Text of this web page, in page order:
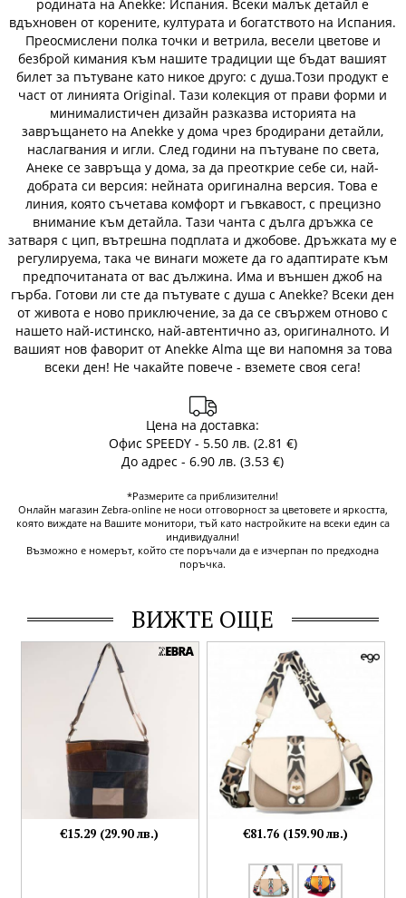
родината на Anekke: Испания. Всеки малък детайл е
вдъхновен от корените, културата и богатството на Испания.
Преосмислени полка точки и ветрила, весели цветове и
безброй кимания към нашите традиции ще бъдат вашият
билет за пътуване като никое друго: с душа.Този продукт е
част от линията Original. Тази колекция от прави форми и
минималистичен дизайн разказва историята на
завръщането на Anekke у дома чрез бродирани детайли,
наслагвания и игли. След години на пътуване по света,
Анеке се завръща у дома, за да преоткрие себе си, най-
добрата си версия: нейната оригинална версия. Това е
линия, която съчетава комфорт и гъвкавост, с прецизно
внимание към детайла. Тази чанта с дълга дръжка се
затваря с цип, вътрешна подплата и джобове. Дръжката му е
регулируема, така че винаги можете да го адаптирате към
предпочитаната от вас дължина. Има и външен джоб на
гърба. Готови ли сте да пътувате с душа с Anekke? Всеки ден
от живота е ново приключение, за да се свържем отново с
нашето най-истинско, най-автентично аз, оригиналното. И
вашият нов фаворит от Anekke Alma ще ви напомня за това
всеки ден! Не чакайте повече - вземете своя сега!
Цена на доставка:
Офис SPEEDY - 5.50 лв. (2.81 €)
До адрес - 6.90 лв. (3.53 €)
*Размерите са приблизителни!
Онлайн магазин Zebra-online не носи отговорност за цветовете и яркостта,
която виждате на Вашите монитори, тъй като настройките на всеки един са
индивидуални!
Възможно е номерът, който сте поръчали да е изчерпан по предходна
поръчка.
ВИЖТЕ ОЩЕ
€15.29 (29.90 лв.) €81.76 (159.90 лв.)